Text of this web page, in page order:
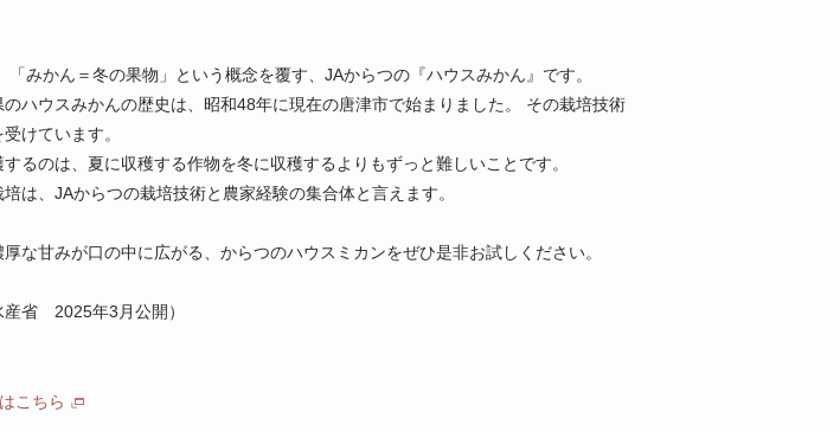
みかん＝冬の果物」という概念を覆す、JAからつの『ハウスみかん』です。
ハウスみかんの歴史は、昭和48年に現在の唐津市で始まりました。 その栽培技術
けています。
るのは、夏に収穫する作物を冬に収穫するよりもずっと難しいことです。
は、JAからつの栽培技術と農家経験の集合体と言えます。
な甘みが口の中に広がる、からつのハウスミカンをぜひ是非お試しください。
省 2025年3月公開）
こちら